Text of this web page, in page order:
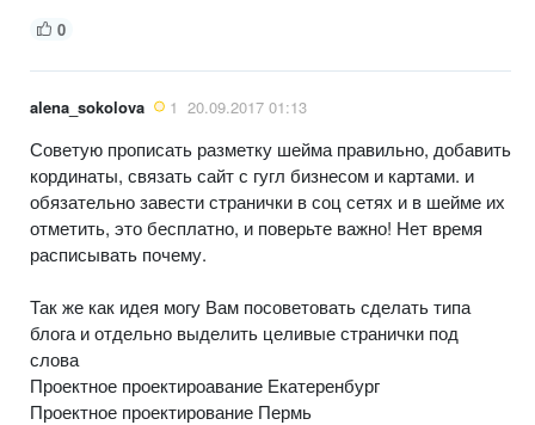
0
alena_sokolova 1 20.09.2017 01:13
Советую прописать разметку шейма правильно, добавить
кординаты, связать сайт с гугл бизнесом и картами. и
обязательно завести странички в соц сетях и в шейме их
отметить, это бесплатно, и поверьте важно! Нет время
расписывать почему.
Так же как идея могу Вам посоветовать сделать типа
блога и отдельно выделить целивые странички под
слова
Проектное проектироавание Екатеренбург
Проектное проектирование Пермь